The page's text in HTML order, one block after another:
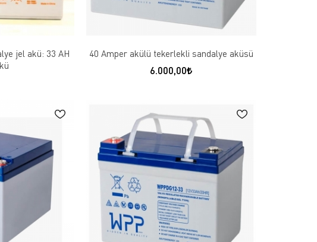
jel akü: 33 AH
40 Amper akülü tekerlekli sandalye aküsü
6.000,00